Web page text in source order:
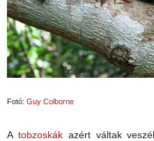
Fotó: Guy Colborne
A tobzoskákazért váltak